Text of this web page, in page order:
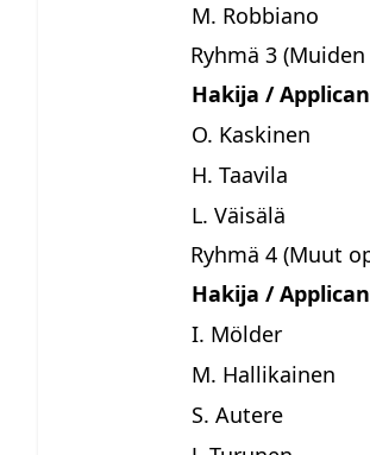
M. Robbiano
Ryhmä 3
Hakija /
O. Kaskinen
H. Taavila
L. Väisälä
Ryhmä 4 (Muut
Hakija /
I. Mölder
M. Hallikainen
S. Autere